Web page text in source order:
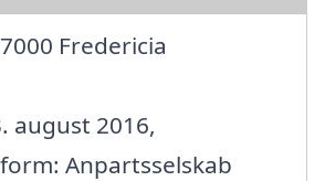
Fredericia
august 2016,
Anpartsselskab